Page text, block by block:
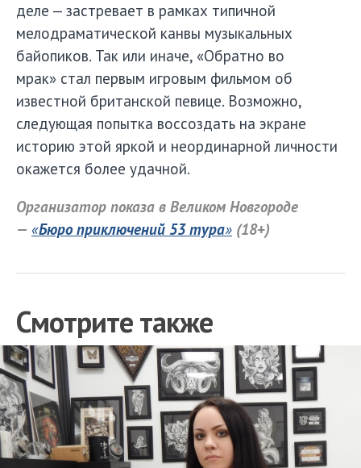
деле — застревает в рамках типичной
мелодраматической канвы музыкальных
байопиков. Так или иначе, «Обратно во
мрак» стал первым игровым фильмом об
известной британской певице. Возможно,
следующая попытка воссоздать на экране
историю этой яркой и неординарной личности
окажется более удачной.
Организатор показа в Великом Новгороде
— «Бюро приключений 53 тура» (18+)
Смотрите также